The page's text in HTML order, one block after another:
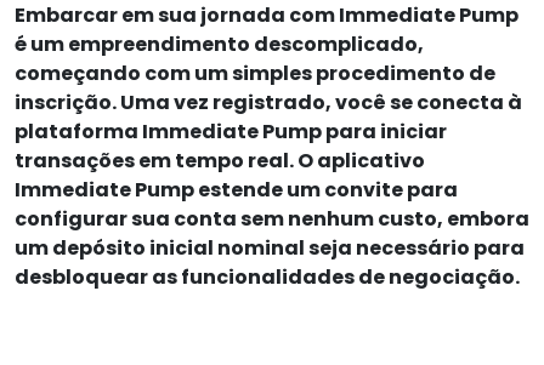
Embarcar em sua jornada com Immediate Pump
é um empreendimento descomplicado,
começando com um simples procedimento de
inscrição. Uma vez registrado, você se conecta à
plataforma Immediate Pump para iniciar
transações em tempo real. O aplicativo
Immediate Pump estende um convite para
configurar sua conta sem nenhum custo, embora
um depósito inicial nominal seja necessário para
desbloquear as funcionalidades de negociação.